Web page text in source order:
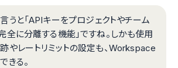
うと「APIキーをプロジェクトやチーム
全に分離する機能」ですね。しかも使用
やレートリミットの設定も、Workspace
きる。